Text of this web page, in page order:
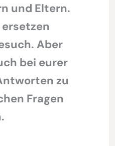
und Eltern.
ersetzen
Aber
bei eurer
zu
Fragen